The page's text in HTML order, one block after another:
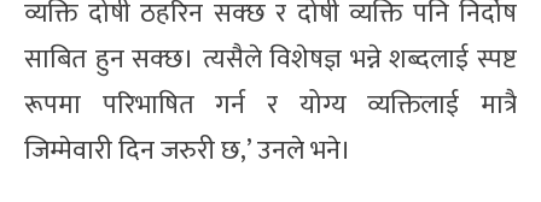
व्यक्ति दोषी ठहरिन सक्छ र दोषी व्यक्ति पनि निर्दोष
साबित हुन सक्छ। त्यसैले विशेषज्ञ भन्ने शब्दलाई स्पष्ट
रूपमा परिभाषित गर्न र योग्य व्यक्तिलाई मात्रै
जिम्मेवारी दिन जरुरी छ,’ उनले भने।